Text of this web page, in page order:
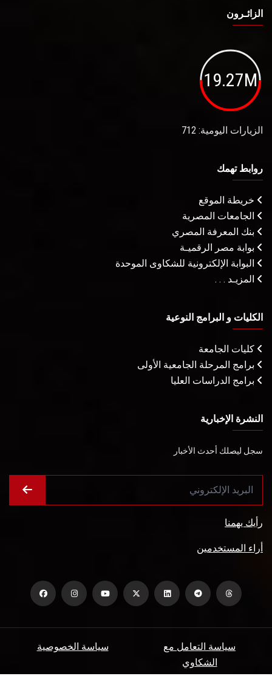
الزائـرون
19.27M
الزيارات اليومية: 712
روابط تهمك
خريطة الموقع
الجامعات المصرية
بنك المعرفة المصري
بوابة مصر الرقميـة
البوابة الإلكترونية للشكاوى الموحدة
المزيـد . . .
الكليات و البرامج النوعية
كليات الجامعة
برامج المرحلة الجامعية الأولى
برامج الدراسات العليا
النشرة الإخبارية
سجل ليصلك أحدث الأخبار
رأيك يهمنا
أراء المستخدمين
سياسة الخصوصية
سياسة التعامل مع
الشكاوي